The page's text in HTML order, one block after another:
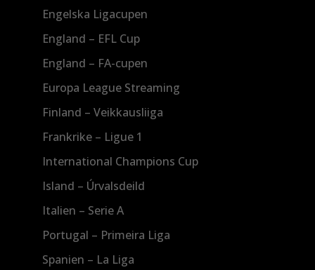
Engelska Ligacupen
England – EFL Cup
England – FA-cupen
Europa League Streaming
Finland – Veikkausliiga
Frankrike – Ligue 1
International Champions Cup
Island – Úrvalsdeild
Italien – Serie A
Portugal – Primeira Liga
Spanien – La Liga